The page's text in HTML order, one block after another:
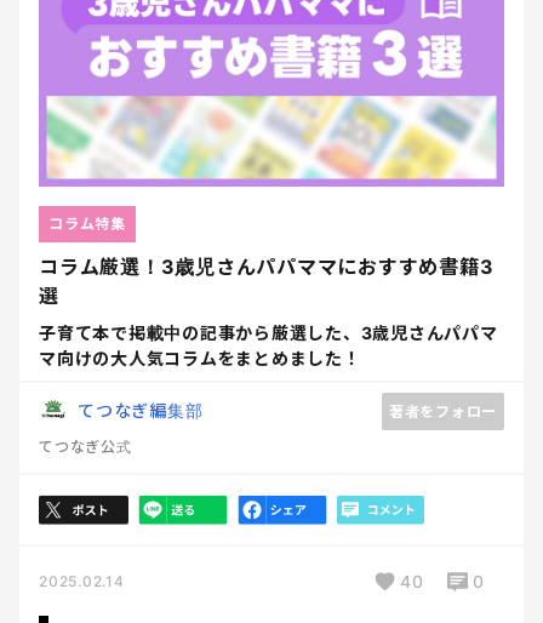
コラム厳選！3歳児さんパパママにおすすめ書籍3
選
子育て本で掲載中の記事から厳選した、3歳児さんパパマ
マ向けの大人気コラムをまとめました！
コラム特集
てつなぎ編集部
著者をフォロー
てつなぎ公式
2025.02.14 40 0